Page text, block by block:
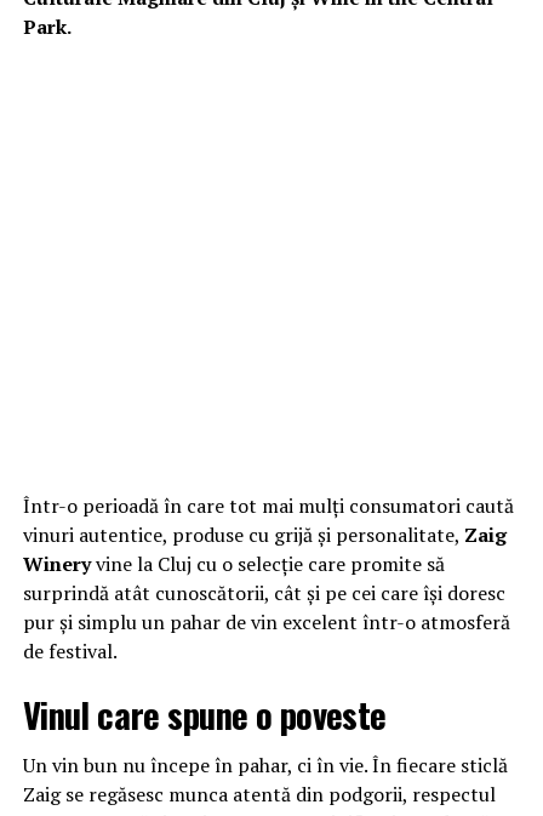
Park.
Într-o perioadă în care tot mai mulți consumatori caută
vinuri autentice, produse cu grijă și personalitate, Zaig
Wineryvine la Cluj cu o selecție care promite să
surprindă atât cunoscătorii, cât și pe cei care își doresc
pur și simplu un pahar de vin excelent într-o atmosferă
de festival.
Vinul care spune o poveste
Un vin bun nu începe în pahar, ci în vie. În fiecare sticlă
Zaig se regăsesc munca atentă din podgorii, respectul